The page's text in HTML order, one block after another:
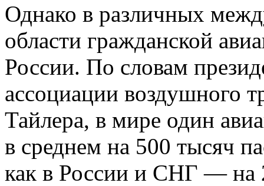
Однако в различных
области гражданской
России. По словам
ассоциации воздушного
Тайлера, в мире один
в среднем на 500 тысяч
как в России и СНГ — на